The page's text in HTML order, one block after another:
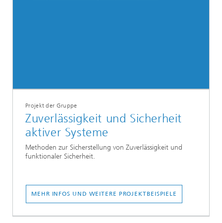
Projekt der Gruppe
Zuverlässigkeit und Sicherheit
aktiver Systeme
Methoden zur Sicherstellung von Zuverlässigkeit und
funktionaler Sicherheit.
MEHR INFOS UND WEITERE PROJEKTBEISPIELE